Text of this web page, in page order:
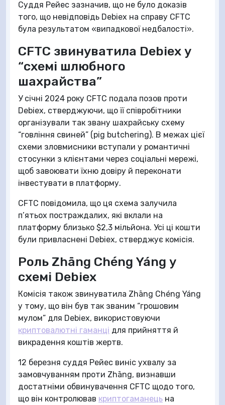
Суддя Рейес зазначив, що не було доказів
того, що невідповідь Debiex на справу CFTC
була результатом «випадкової недбалості».
CFTC звинуватила Debiex у
“схемі шлюбного
шахрайства”
У січні 2024 року CFTC подала позов проти
Debiex, стверджуючи, що її співробітники
організували так звану шахрайську схему
“говління свиней” (pig butchering). В межах цієї
схеми зловмисники вступали у романтичні
стосунки з клієнтами через соціальні мережі,
щоб завоювати їхню довіру й переконати
інвестувати в платформу.
CFTC повідомила, що ця схема залучила
п’ятьох постраждалих, які вклали на
платформу близько $2,3 мільйона. Усі ці кошти
були привласнені Debiex, стверджує комісія.
Роль Zhāng Chéng Yáng у
схемі Debiex
Комісія також звинуватила Zhāng Chéng Yáng
у тому, що він був так званим “грошовим
мулом” для Debiex, використовуючи
криптовалютні гаманці для прийняття й
викрадення коштів жертв.
12 березня суддя Рейес виніс ухвалу за
замовчуванням проти Zhāng, визнавши
достатніми обвинувачення CFTC щодо того,
що він контролював криптогаманець на